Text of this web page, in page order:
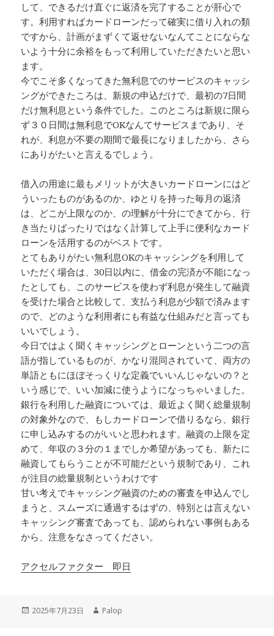
して、できるだけ直ぐに返済を完了することが肝心で
す。利用すればカードローンだって確実に借り入れの類
ですから、計画がまずくて返せないなんてことにならな
いよう十分に余裕をもって利用していただきたいと思い
ます。
今でこそ多くなってきた無利息でのサービスのキャッシ
ングができたころは、新規の申込だけで、最初の7日間
だけ無利息という条件でした。このところは新規に限ら
ず３０日間は無利息でOKなんてサービスまであり、そ
れが、利息が不要の期間で最長になりましたから、さら
にありがたいと言えるでしょう。
借入の用途に最もメリットが大きいカードローンにはど
ういったものがあるのか、ゆとりを持った毎月の返済
は、どこが上限なのか、の理解が十分にできてから、行
き当たりばったりではなく計算して上手に便利なカード
ローンを活用するのがベストです。
とてもありがたい無利息OKのキャッシングを利用して
いただく場合は、30日以内に、借金の完済が不能になっ
たとしても、このサービスを使わず利息が発生して融資
を受けた場合と比較して、支払う利息が少額で済みます
ので、どのような利用者にも有益な仕組みだと言っても
いいでしょう。
今日ではよく聞くキャッシングとローンという二つの言
語が指しているものが、かなり混同されていて、両方の
単語ともにほぼそっくりな定義でいいんじゃないの？と
いう感じで、いい加減に使うようになっちゃいました。
銀行を利用した融資については、最近よく聞く総量規制
の対象外なので、もしカードローンで借りるなら、銀行
に申し込みするのがいいと思われます。融資の上限を定
めて、年収の３分の１までしか希望があっても、新たに
融資してもらうことが不可能だという規制であり、これ
が注目の総量規制というわけです
甘い考えでキャッシング融資のための審査を申込んでし
まうと、スムーズに通過するはずの、特別とは言えない
キャッシング審査であっても、認められない事例もある
から、注意をなさってください。
アクセルファクター 即日
投
2025年7月23日
作
Palop